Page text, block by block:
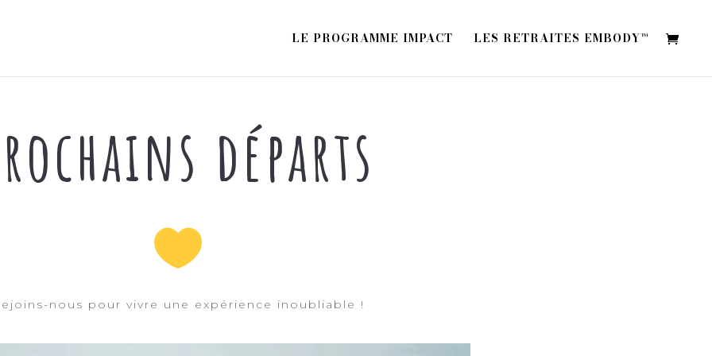
LE PROGRAMME IMPACT LES RETRAITES EMBODY™
départs

nous pour vivre une expérience inoubliable !